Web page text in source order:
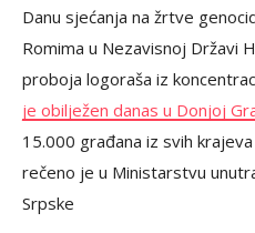
Danu sjećanja na žrtve
Romima u Nezavisnoj Državi
proboja logoraša iz
je obilježen danas u Donjoj
15.000 građana iz svih
rečeno je u Ministarstvu
Srpske